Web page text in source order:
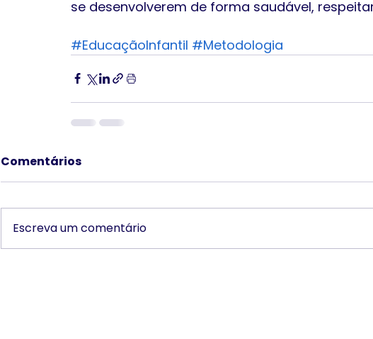
se desenvolverem de forma saudável,
#EducaçãoInfantil #Metodologia
Comentários
Escreva um comentário